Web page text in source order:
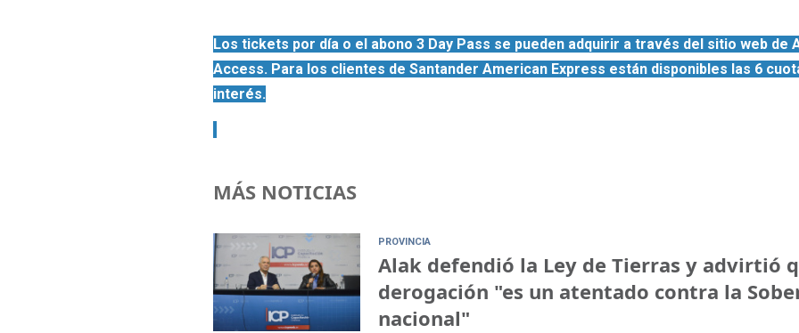
Los tickets por día o el abono 3 Day Pass se pueden adquirir a través del sitio web de
Access. Para los clientes de Santander American Express están disponibles las 6
interés.
MÁS NOTICIAS
PROVINCIA
Alak defendió la Ley de Tierras y advirtió
derogación "es un atentado contra la
nacional"